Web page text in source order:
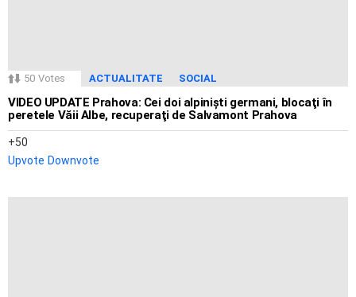
50 Votes ACTUALITATE SOCIAL
VIDEO UPDATE Prahova: Cei doi alpinişti germani, blocaţi în
peretele Văii Albe, recuperaţi de Salvamont Prahova
50
Upvote Downvote